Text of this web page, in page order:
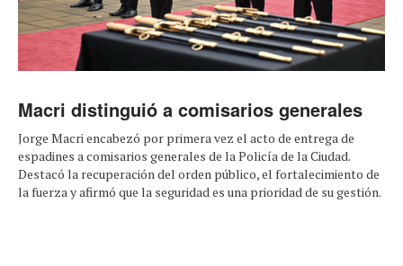
Macri distinguió a comisarios generales
Jorge Macri encabezó por primera vez el acto de entrega de
espadines a comisarios generales de la Policía de la Ciudad.
Destacó la recuperación del orden público, el fortalecimiento de
la fuerza y afirmó que la seguridad es una prioridad de su gestión.